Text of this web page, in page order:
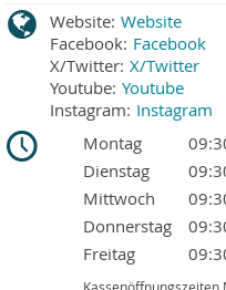
Website: Website
Facebook: Facebook
X/Twitter: X/Twitter
Youtube: Youtube
Instagram: Instagram
Montag
Dienstag
Mittwoch
Donnerstag
Freitag